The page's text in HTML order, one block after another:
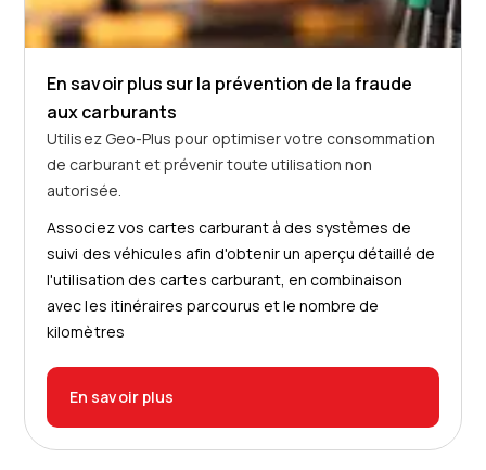
En savoir plus sur la prévention de la fraude
aux carburants
Utilisez Geo-Plus pour optimiser votre consommation
de carburant et prévenir toute utilisation non
autorisée.
Associez vos cartes carburant à des systèmes de
suivi des véhicules afin d'obtenir un aperçu détaillé de
l'utilisation des cartes carburant, en combinaison
avec les itinéraires parcourus et le nombre de
kilomètres
En savoir plus